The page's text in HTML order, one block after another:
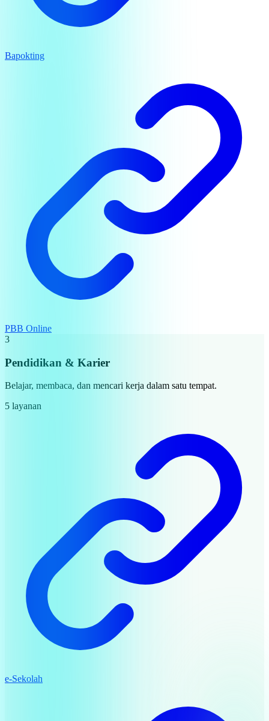
Bapokting
PBB Online
3
Pendidikan & Karier
Belajar, membaca, dan mencari kerja dalam satu tempat.
5 layanan
e-Sekolah